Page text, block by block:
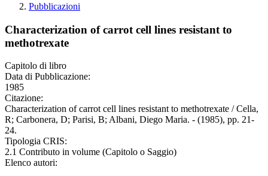
Pubblicazioni
Characterization of carrot cell lines resistant to
methotrexate
Capitolo di libro
Data di Pubblicazione:
1985
Citazione:
Characterization of carrot cell lines resistant to methotrexate / Cella,
R; Carbonera, D; Parisi, B; Albani, Diego Maria. - (1985), pp. 21-
24.
Tipologia CRIS:
2.1 Contributo in volume (Capitolo o Saggio)
Elenco autori: